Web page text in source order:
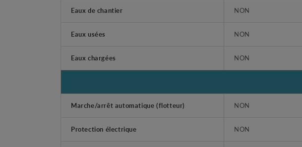
Eaux de chantier NON
Eaux usées NON
Eaux chargées NON
Marche/arrêt automatique (flotteur) NON
Protection électrique NON